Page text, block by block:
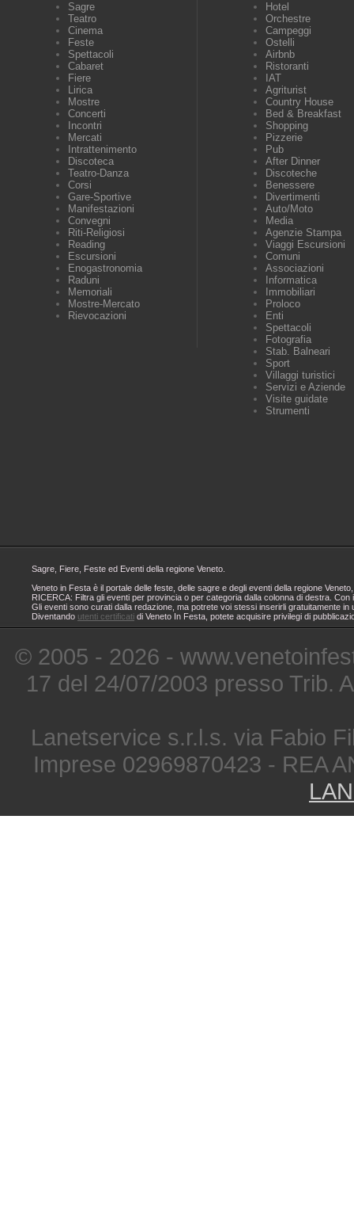
Sagre
Teatro
Cinema
Feste
Spettacoli
Cabaret
Fiere
Lirica
Mostre
Concerti
Incontri
Mercati
Intrattenimento
Discoteca
Teatro-Danza
Corsi
Gare-Sportive
Manifestazioni
Convegni
Riti-Religiosi
Reading
Escursioni
Enogastronomia
Raduni
Memoriali
Mostre-Mercato
Rievocazioni
Hotel
Orchestre
Campeggi
Ostelli
Airbnb
Ristoranti
IAT
Agriturist
Country House
Bed & Breakfast
Shopping
Pizzerie
Pub
After Dinner
Discoteche
Benessere
Divertimenti
Auto/Moto
Media
Agenzie Stampa
Viaggi Escursioni
Comuni
Associazioni
Informatica
Immobiliari
Proloco
Enti
Spettacoli
Fotografia
Stab. Balneari
Sport
Villaggi turistici
Servizi e Aziende
Visite guidate
Strumenti
Sagre, Fiere, Feste ed Eventi della regione Veneto.
Veneto in Festa è il portale delle feste, delle sagre e degli eventi della regione
RICERCA: Filtra gli eventi per provincia o per categoria dalla colonna di destra.
Gli eventi sono curati dalla redazione, ma potrete voi stessi inserirli gratuitamente
Diventando utenti certificati di Veneto In Festa, potete acquisire privilegi di
© 2005 - 2026 -
17 del 24/07/2003 presso Trib.
Lanetservice s.r.l.s. via Fabio
Imprese 02969870423 - REA